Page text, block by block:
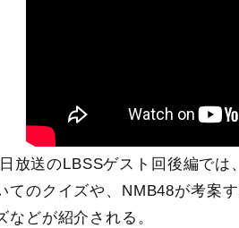
放送のLBSSゲスト回後編で
てのクイズや、NMB48が考案
などが紹介される。